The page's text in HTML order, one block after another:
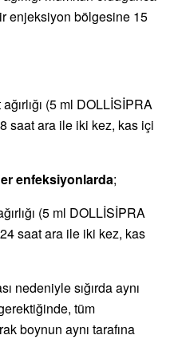
enjeksiyon bölgesine 15
(5 ml DOLLİSİPRA
saat ara ile iki kez, kas içi
enfeksiyonlarda;
(5 ml DOLLİSİPRA
saat ara ile iki kez, kas
nedeniyle sığırda aynı
tüm
boynun aynı tarafına